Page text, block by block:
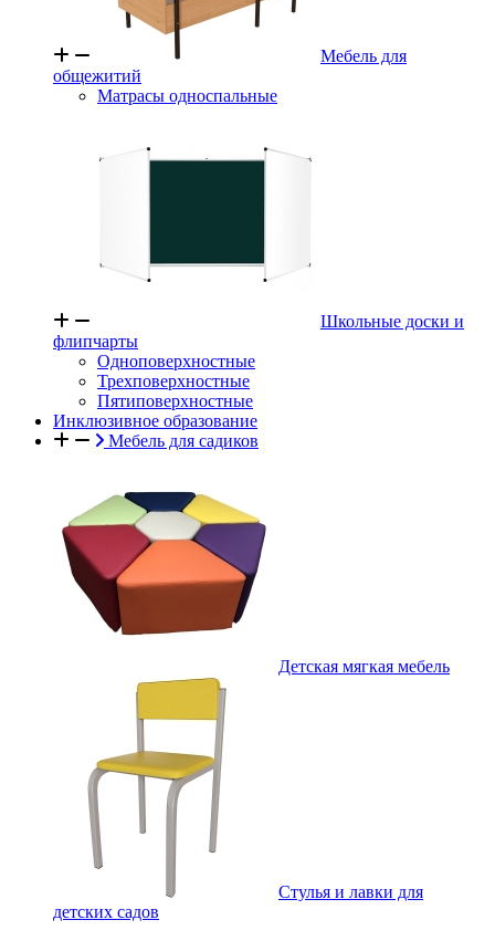
Мебель для
общежитий
Матрасы односпальные
Школьные доски и
флипчарты
Одноповерхностные
Трехповерхностные
Пятиповерхностные
Инклюзивное образование
Мебель для садиков
Детская мягкая мебель
Стулья и лавки для
детских садов